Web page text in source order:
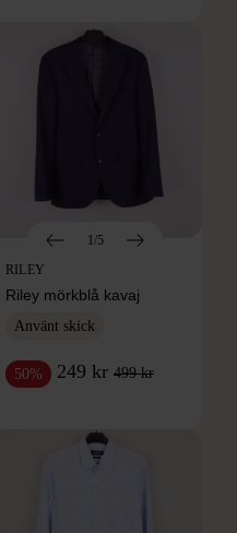
1/5
RILEY
Riley mörkblå kavaj
Använt skick
50% 249 kr 499 kr